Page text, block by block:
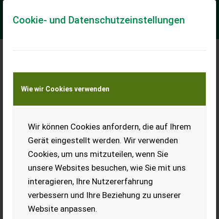
Cookie- und Datenschutzeinstellungen
Wie wir Cookies verwenden
Wir können Cookies anfordern, die auf Ihrem
Gerät eingestellt werden. Wir verwenden
Cookies, um uns mitzuteilen, wenn Sie
unsere Websites besuchen, wie Sie mit uns
interagieren, Ihre Nutzererfahrung
verbessern und Ihre Beziehung zu unserer
Website anpassen.
Meine Transportkostenanfrage
Transport von Land- und Baumaschinen –
KEINE Tiertransporte
Reifen 540/65R28
EUR 0